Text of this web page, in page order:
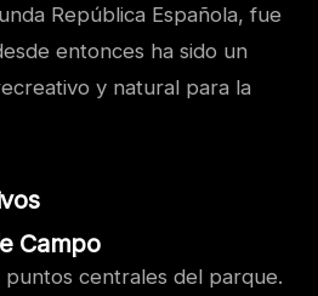
República Española, fue
entonces ha sido un
y natural para la
Campo
puntos centrales del parque.